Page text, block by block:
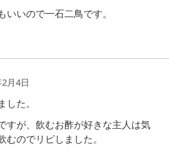
いので一石二鳥です。
月4日
た。
すが、飲むお酢が好きな主人は気
のでリピしました。